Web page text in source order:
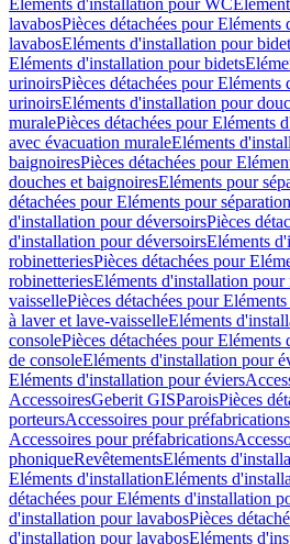
Eléments d'installation pour WC
lavabosPièces détachées pour
lavabosEléments d'installation pour
Eléments d'installation pour bidets
urinoirsPièces détachées pour
urinoirsEléments d'installation pour
muralePièces détachées pour Eléments
avec évacuation muraleEléments
baignoiresPièces détachées pour
douches et baignoiresEléments pour
détachées pour Eléments pour
d'installation pour déversoirsPièces
d'installation pour déversoirsEléments
robinetteriesPièces détachées pour
robinetteriesEléments d'installation pour
vaissellePièces détachées pour
à laver et lave-vaisselleEléments
consolePièces détachées pour
de consoleEléments d'installation pour
Eléments d'installation pour éviers
AccessoiresGeberit GISParoisPièces
porteursAccessoires pour préfabrications
Accessoires pour préfabrications
phoniqueRevêtementsEléments
Eléments d'installationEléments
détachées pour Eléments d'installation
d'installation pour lavabosPièces
d'installation pour lavabosEléments